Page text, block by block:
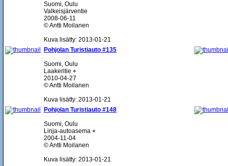
Suomi, Oulu
Valkeisjärventie
2008-06-11
© Antti Moilanen
Kuva lisätty: 2013-01-21
Pohjolan Turistiauto #135
Suomi, Oulu
Laakeritie ⌖
2010-04-27
© Antti Moilanen
Kuva lisätty: 2013-01-21
Pohjolan Turistiauto #148
Suomi, Oulu
Linja-autoasema ⌖
2004-11-04
© Antti Moilanen
Kuva lisätty: 2013-01-21